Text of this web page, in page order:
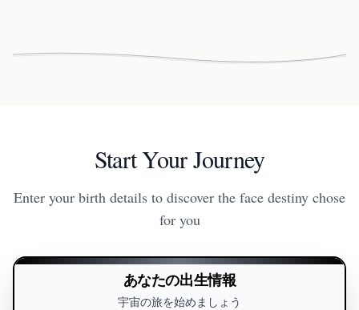
Start Your Journey
Enter your birth details to discover the face destiny chose
for you
あなたの出生情報
宇宙の旅を始めましょう